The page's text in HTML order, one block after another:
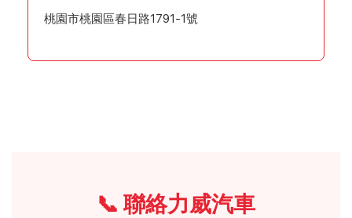
桃園市桃園區春日路1791-1號
📞 聯絡力威汽車